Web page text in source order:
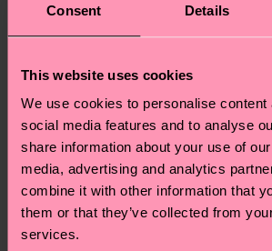
Consent Details
This website uses cookies
We use cookies to personalise content
social media features and to analyse
share information about your use of
media, advertising and analytics
combine it with other information that
them or that they’ve collected from
services.
Four Mister Fantastic
Sock
Precio original
12 €
Prix réduit
6 €
-50%
IN STOCK
MÉLANGE DE
COTON
Four
Sock
Precio
12 €
Prix
6 €
-
IN